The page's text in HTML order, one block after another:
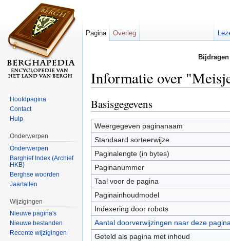
Informatie over
Basisgegevens
Weergegeven paginanaam
Standaard sorteerwijze
Paginalengte (in bytes)
Paginanummer
Taal voor de pagina
Paginainhoudmodel
Indexering door robots
Aantal doorverwijzingen naar deze
Geteld als pagina met inhoud
Pagina Overleg
Hoofdpagina
Contact
Hulp
Onderwerpen
Onderwerpen
Barghief Index (Archief
HKB)
Berghse woorden
Jaartallen
Wijzigingen
Nieuwe pagina's
Nieuwe bestanden
Recente wijzigingen